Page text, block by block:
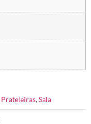
Prateleiras,Sala